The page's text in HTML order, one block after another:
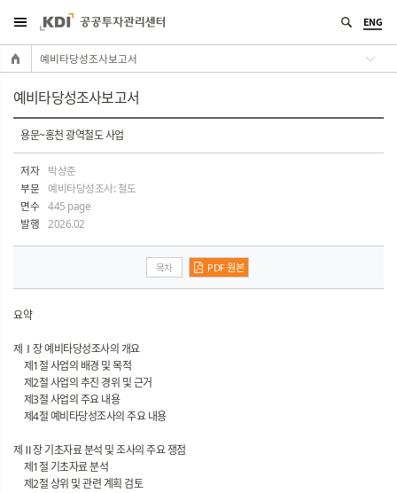
ENG
예비타당성조사보고서
예비타당성조사보고서
용문~홍천 광역철도 사업
저자
박상준
부문
예비타당성조사: 철도
면수
445 page
발행
2026.02
목차 PDF 원본
요약
제Ⅰ장 예비타당성조사의 개요
제1절 사업의 배경 및 목적
제2절 사업의 추진 경위 및 근거
제3절 사업의 주요 내용
제4절 예비타당성조사의 주요 내용
제Ⅱ장 기초자료 분석 및 조사의 주요 쟁점
제1절 기초자료 분석
제2절 상위 및 관련 계획 검토